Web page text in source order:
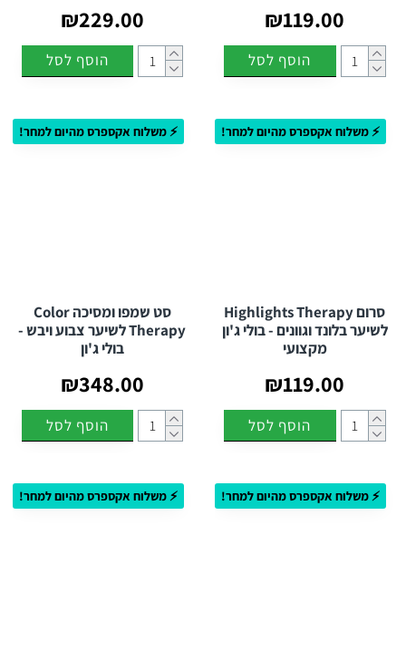
₪119.00
הוסף לסל
₪229.00
הוסף לסל
⚡ משלוח אקספרס מהיום למחר!
סרום Highlights Therapy
לשיער בלונד וגוונים - בולי ג'ון
מקצועי
₪119.00
הוסף לסל
⚡ משלוח אקספרס מהיום למחר!
סט שמפו ומסיכה Color
Therapy לשיער צבוע ויבש -
בולי ג'ון
₪348.00
הוסף לסל
⚡ משלוח אקספרס מהיום למחר! ⚡ משלוח אקספרס מהיום למחר!